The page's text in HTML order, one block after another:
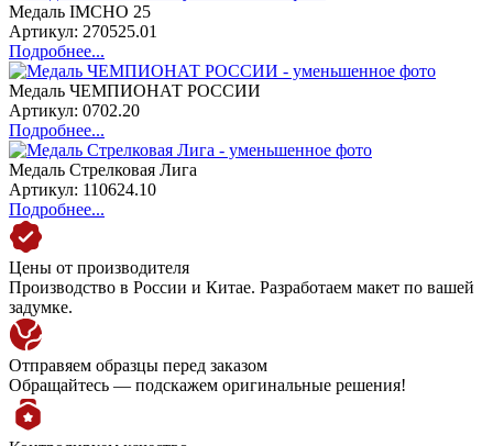
Медаль IMCHO 25
Артикул: 270525.01
Подробнее...
Медаль ЧЕМПИОНАТ РОССИИ
Артикул: 0702.20
Подробнее...
Медаль Стрелковая Лига
Артикул: 110624.10
Подробнее...
Цены от производителя
Производство в России и Китае. Разработаем макет по вашей
задумке.
Отправяем образцы перед заказом
Обращайтесь — подскажем оригинальные решения!